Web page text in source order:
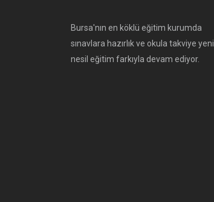
Bursa'nın en köklü eğitim kurumda
sınavlara hazırlık ve okula takviye yeni
nesil eğitim farkıyla devam ediyor.